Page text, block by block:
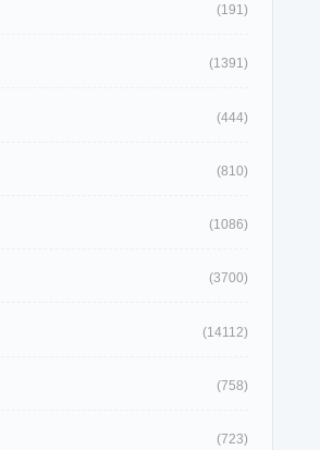
(191)
(1391)
(444)
(810)
(1086)
(3700)
(14112)
(758)
(723)